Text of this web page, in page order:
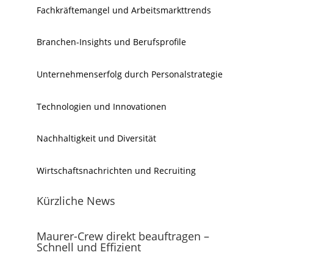
Fachkräftemangel und Arbeitsmarkttrends
Branchen-Insights und Berufsprofile
Unternehmenserfolg durch Personalstrategie
Technologien und Innovationen
Nachhaltigkeit und Diversität
Wirtschaftsnachrichten und Recruiting
Kürzliche News
Maurer-Crew direkt beauftragen –
Schnell und Effizient